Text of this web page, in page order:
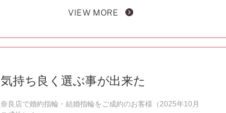
VIEW MORE
気持ち良く選ぶ事が出来た
奈良店で婚約指輪・結婚指輪をご成約のお客様（2025年10月